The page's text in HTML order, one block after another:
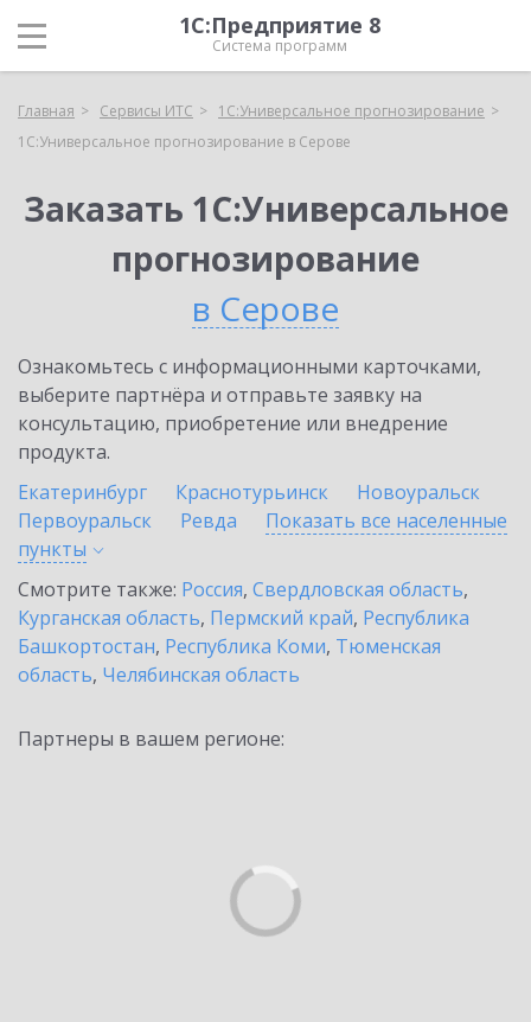
1С:Предприятие 8
Система программ
Главная Сервисы ИТС
1С:Универсальное прогнозирование
1С:Универсальное прогнозирование в Серове
Заказать 1С:Универсальное
прогнозирование
в Серове
Ознакомьтесь с информационными карточками,
выберите партнёра и отправьте заявку на
консультацию, приобретение или внедрение
продукта.
Екатеринбург
Краснотурьинск
Новоуральск
Первоуральск
Ревда
Показать все населенные
пункты
Смотрите также: Россия, Свердловская область,
Курганская область, Пермский край, Республика
Башкортостан, Республика Коми, Тюменская
область, Челябинская область
Партнеры в вашем регионе: